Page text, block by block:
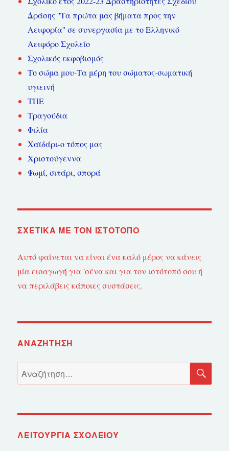
Δράσης ''Τα πρώτα μας βήματα προς την
Αειφορία'' σε συνεργασία με το Ελληνικό
Αειφόρο Σχολείο
Σχολικός εκφοβισμός
Το σώμα μου-Τα μέρη του σώματος-σωματική
υγιεινή
ΤΠΕ
Τραγούδια
Φιλία
Χαϊδάρι-ο τόπος μας
Χριστούγεννα
Ψωμί, σιτάρι, σπορά
ΣΧΕΤΙΚΆ ΜΕ ΤΟΝ ΙΣΤΌΤΟΠΟ
Αυτό φαίνεται να είναι ένα καλό μέρος να κάνεις
μία εισαγωγή για 'σένα και για τον ιστότοπό σου ή
να περιλάβεις κάποιες συστάσεις.
ΑΝΑΖΉΤΗΣΗ
Αναζήτηση
για:
ΛΕΙΤΟΥΡΓΊΑ ΣΧΟΛΕΊΟΥ